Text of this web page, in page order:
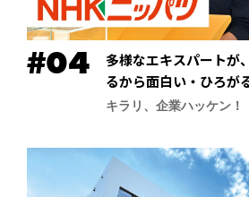
多様なエキスパートが
るから面白い・ひろが
（ニッパツ）】
キラリ、企業ハッケン！